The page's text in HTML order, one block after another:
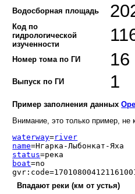
Водосборная площадь
Код по
гидрологической
изученности
Номер тома по ГИ 16
Выпуск по ГИ 1
Пример заполнения данных
Внимание, это только пример, не
waterway=river
name=Нгарка-Лыбонкат-Яха
status=река
boat=no
Впадают реки (км от устья)